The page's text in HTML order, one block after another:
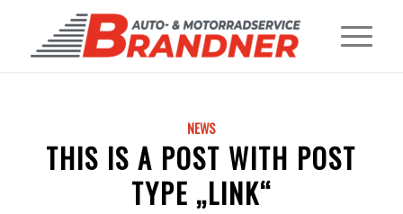
NEWS
THIS IS A POST WITH POST
TYPE „LINK“